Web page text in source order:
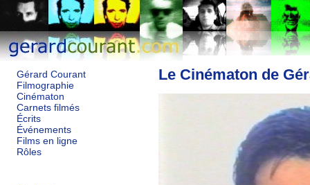
Gérard Courant
Filmographie
Cinématon
Carnets filmés
Écrits
Événements
Films en ligne
Rôles
Le Cinématon de